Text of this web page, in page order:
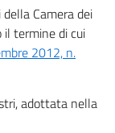
Camera dei
termine di cui
2012, n.
adottata nella